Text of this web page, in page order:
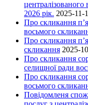
централізованого
2026 рік. 2025-11-
Про скликання
восьмого
Про скликання
скликання 2025-
Про скликання
селищної ради
Про скликання
восьмого
Повідомленя